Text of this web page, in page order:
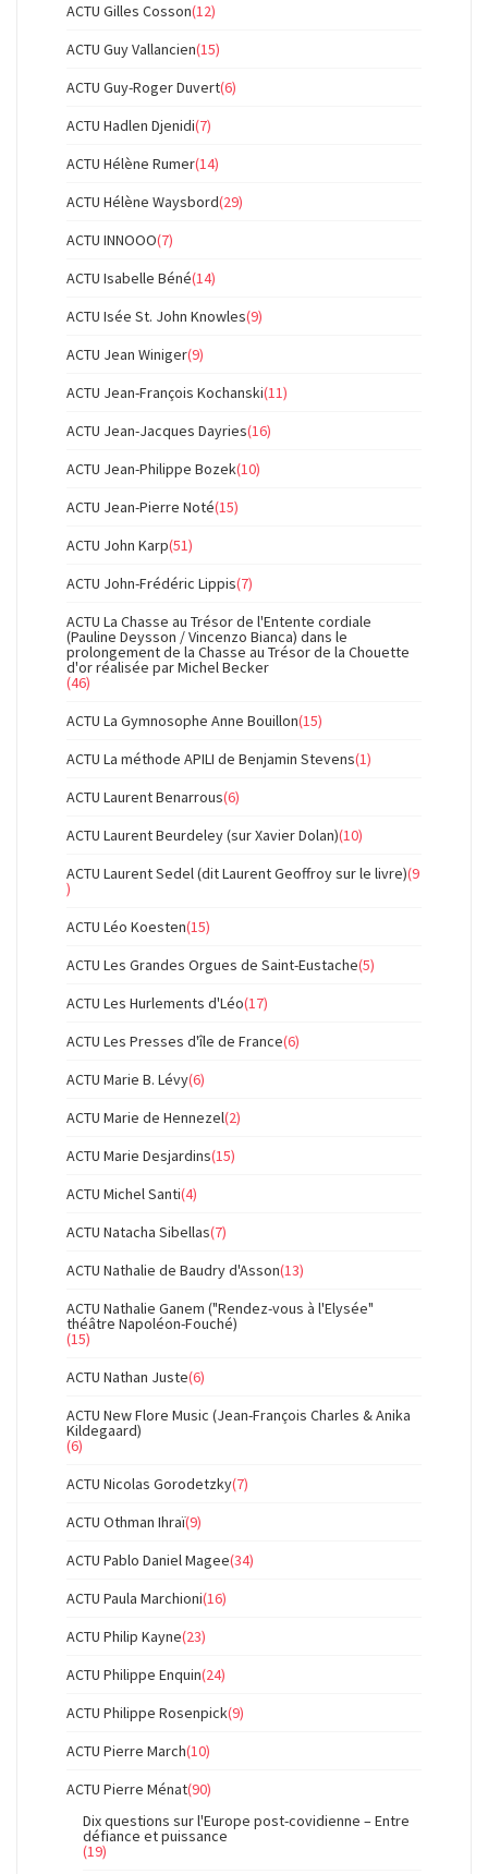
ACTU Gilles Cosson(12)
ACTU Guy Vallancien(15)
ACTU Guy-Roger Duvert(6)
ACTU Hadlen Djenidi(7)
ACTU Hélène Rumer(14)
ACTU Hélène Waysbord(29)
ACTU INNOOO(7)
ACTU Isabelle Béné(14)
ACTU Isée St. John Knowles(9)
ACTU Jean Winiger(9)
ACTU Jean-François Kochanski(11)
ACTU Jean-Jacques Dayries(16)
ACTU Jean-Philippe Bozek(10)
ACTU Jean-Pierre Noté(15)
ACTU John Karp(51)
ACTU John-Frédéric Lippis(7)
ACTU La Chasse au Trésor de l'Entente cordiale
(Pauline Deysson / Vincenzo Bianca) dans le
prolongement de la Chasse au Trésor de la Chouette
d'or réalisée par Michel Becker
(46)
ACTU La Gymnosophe Anne Bouillon(15)
ACTU La méthode APILI de Benjamin Stevens(1)
ACTU Laurent Benarrous(6)
ACTU Laurent Beurdeley (sur Xavier Dolan)(10)
ACTU Laurent Sedel (dit Laurent Geoffroy sur le livre)(9
)
ACTU Léo Koesten(15)
ACTU Les Grandes Orgues de Saint-Eustache(5)
ACTU Les Hurlements d'Léo(17)
ACTU Les Presses d'île de France(6)
ACTU Marie B. Lévy(6)
ACTU Marie de Hennezel(2)
ACTU Marie Desjardins(15)
ACTU Michel Santi(4)
ACTU Natacha Sibellas(7)
ACTU Nathalie de Baudry d'Asson(13)
ACTU Nathalie Ganem ("Rendez-vous à l'Elysée"
théâtre Napoléon-Fouché)
(15)
ACTU Nathan Juste(6)
ACTU New Flore Music (Jean-François Charles & Anika
Kildegaard)
(6)
ACTU Nicolas Gorodetzky(7)
ACTU Othman Ihraï(9)
ACTU Pablo Daniel Magee(34)
ACTU Paula Marchioni(16)
ACTU Philip Kayne(23)
ACTU Philippe Enquin(24)
ACTU Philippe Rosenpick(9)
ACTU Pierre March(10)
ACTU Pierre Ménat(90)
Dix questions sur l'Europe post-covidienne – Entre
défiance et puissance
(19)